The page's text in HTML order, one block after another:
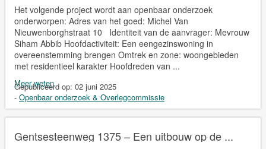
Het volgende project wordt aan openbaar onderzoek
onderworpen: Adres van het goed: Michel Van
Nieuwenborghstraat 10 Identiteit van de aanvrager: Mevrouw
Siham Abbib Hoofdactiviteit: Een eengezinswoning in
overeenstemming brengen Omtrek en zone: woongebieden
met residentieel karakter Hoofdreden van ...
Meer weten
Gepubliceerd op: 02 juni 2025
- Openbaar onderzoek & Overlegcommissie
Gentsesteenweg 1375 – Een uitbouw op de ...